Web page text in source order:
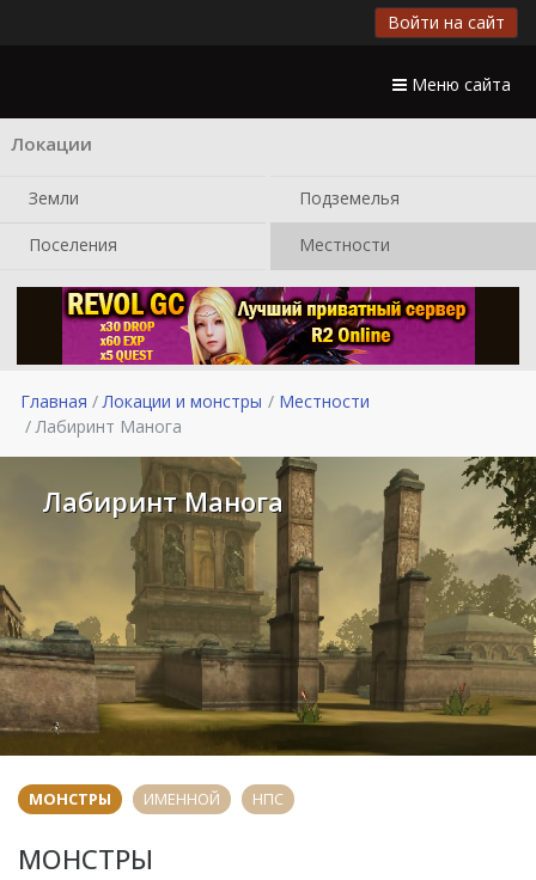
Войти на сайт
Меню сайта
Локации
Земли Подземелья
Поселения Местности
Главная Локации и монстры
Местности
Лабиринт Манога
Лабиринт Манога
МОНСТРЫ ИМЕННОЙ НПС
МОНСТРЫ